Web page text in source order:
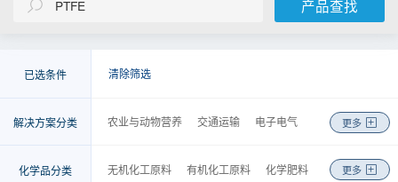
产品查找
已选条件 清除筛选
解决方案分类 农业与动物营养 交通运输
电子电气
医疗与健康
美容与个人护理
皮革纺织
更多
化学品分类 无机化工原料 有机化工原料
化学肥料
更多